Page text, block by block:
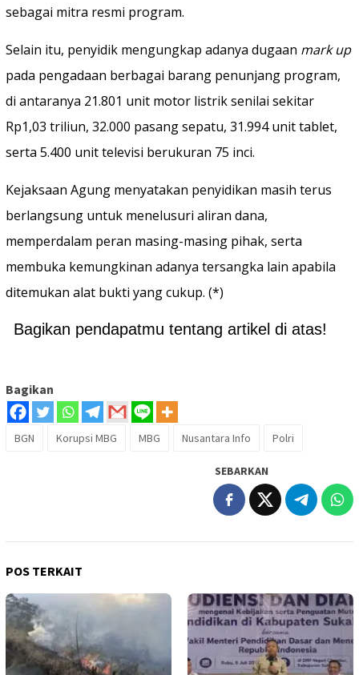
sebagai mitra resmi program.
Selain itu, penyidik mengungkap adanya dugaan mark up
pada pengadaan berbagai barang penunjang program,
di antaranya 21.801 unit motor listrik senilai sekitar
Rp1,03 triliun, 32.000 pasang sepatu, 31.994 unit tablet,
serta 5.400 unit televisi berukuran 75 inci.
Kejaksaan Agung menyatakan penyidikan masih terus
berlangsung untuk menelusuri aliran dana,
memperdalam peran masing-masing pihak, serta
membuka kemungkinan adanya tersangka lain apabila
ditemukan alat bukti yang cukup. (*)
Bagikan pendapatmu tentang artikel di atas!
Bagikan
BGN Korupsi MBG MBG Nusantara Info Polri
SEBARKAN
POS TERKAIT